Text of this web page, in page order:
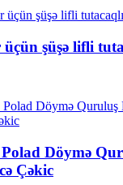
şüşə lifli
Döymə
Çəkic